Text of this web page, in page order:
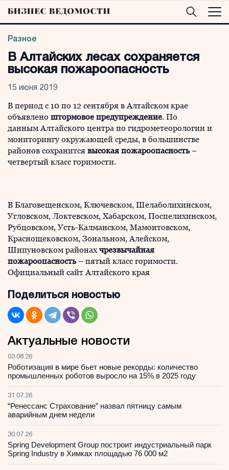
Разное
В Алтайских лесах сохраняется
высокая пожароопасность
15 июня 2019
В период с 10 по 12 сентября в Алтайском крае
объявлено штормовое предупреждение. По
данным Алтайского центра по гидрометеорологии и
мониторингу окружающей среды, в большинстве
районов сохранится высокая пожароопасность–
четвертый класс горимости.
В Благовещенском, Ключевском, Шелаболихинском,
Угловском, Локтевском, Хабарском, Поспелихинском,
Рубцовском, Усть-Калманском, Мамонтовском,
Краснощековском, Зональном, Алейском,
Шипуновском районах чрезвычайная
пожароопасность– пятый класс горимости.
Официальный сайт Алтайского края
Поделиться новостью
Актуальные новости
03.08.26
Роботизация в мире бьет новые рекорды: количество
промышленных роботов выросло на 15% в 2025 году
31.07.26
“Ренессанс Страхование” назвал пятницу самым
аварийным днем недели
30.07.26
Spring Development Group построит индустриальный парк
Spring Industry в Химках площадью 76 000 м2